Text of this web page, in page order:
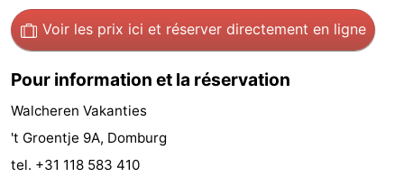
Domburg
Hof
Domburg
-
Westhove
Hôtels
minutes
Plages
Voir les prix ici et réserver directement en ligne
Pour information et la réservation
Walcheren Vakanties
't Groentje 9A, Domburg
tel. +31 118 583 410